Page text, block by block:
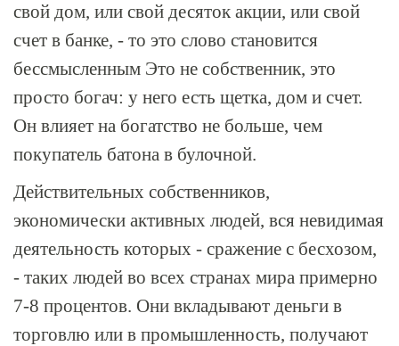
свой дом, или свой десяток акции, или свой
счет в банке, - то это слово становится
бессмысленным Это не собственник, это
просто богач: у него есть щетка, дом и счет.
Он влияет на богатство не больше, чем
покупатель батона в булочной.
Действительных собственников,
экономически активных людей, вся невидимая
деятельность которых - сражение с бесхозом,
- таких людей во всех странах мира примерно
7-8 процентов. Они вкладывают деньги в
торговлю или в промышленность, получают